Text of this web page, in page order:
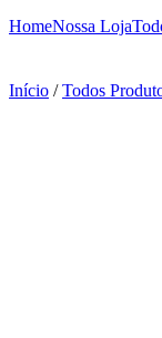
HomeNossa Loja
Início /Todos